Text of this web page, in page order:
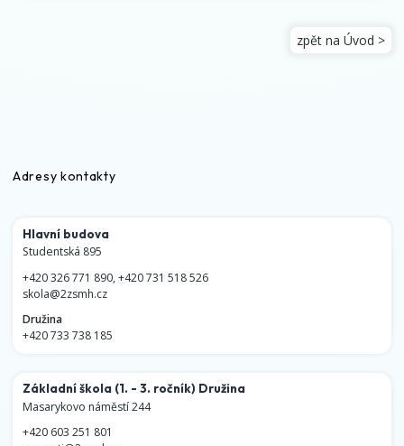
zpět na Úvod >
Adresy kontakty
Hlavní budova
Studentská 895
+420 326 771 890,+420 731 518 526
skola@2zsmh.cz
Družina
+420 733 738 185
Základní škola (1. - 3. ročník) Družina
Masarykovo náměstí 244
+420 603 251 801